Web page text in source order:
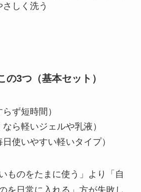
しく洗う
の3つ（基本セット）
ず短時間）
ら軽いジェルや乳液）
使いやすい軽いタイプ）
ものをたまに使う」より「自
を日常に入れる」方が失敗し